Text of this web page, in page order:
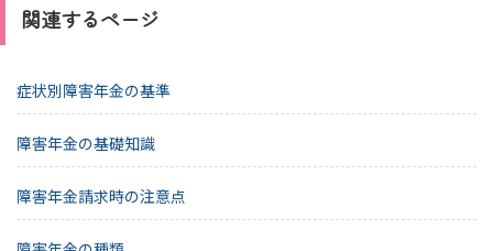
関連するページ
症状別障害年金の基準
障害年金の基礎知識
障害年金請求時の注意点